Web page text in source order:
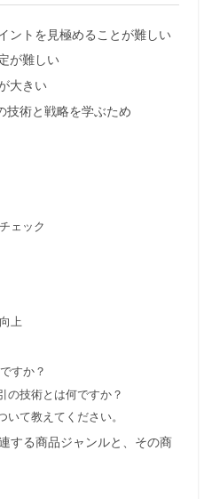
ントを見極めることが難しい
が難しい
大きい
技術と戦略を学ぶため
ェック
上
すか？
の技術とは何ですか？
て教えてください。
する商品ジャンルと、その商